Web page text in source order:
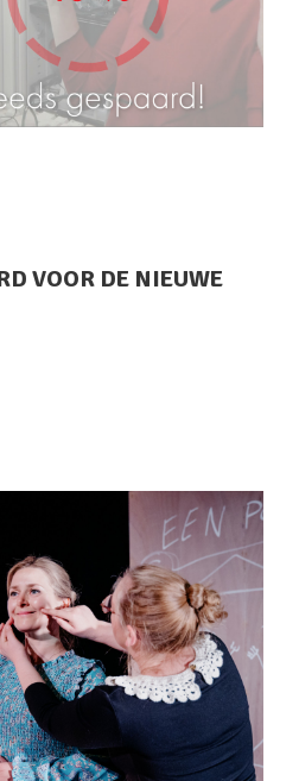
VOOR DE NIEUWE